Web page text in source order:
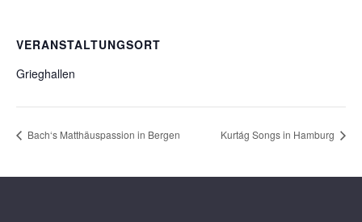
VERANSTALTUNGSORT
Grieghallen
Bach‘s Matthäuspassion in Bergen Kurtág Songs in Hamburg